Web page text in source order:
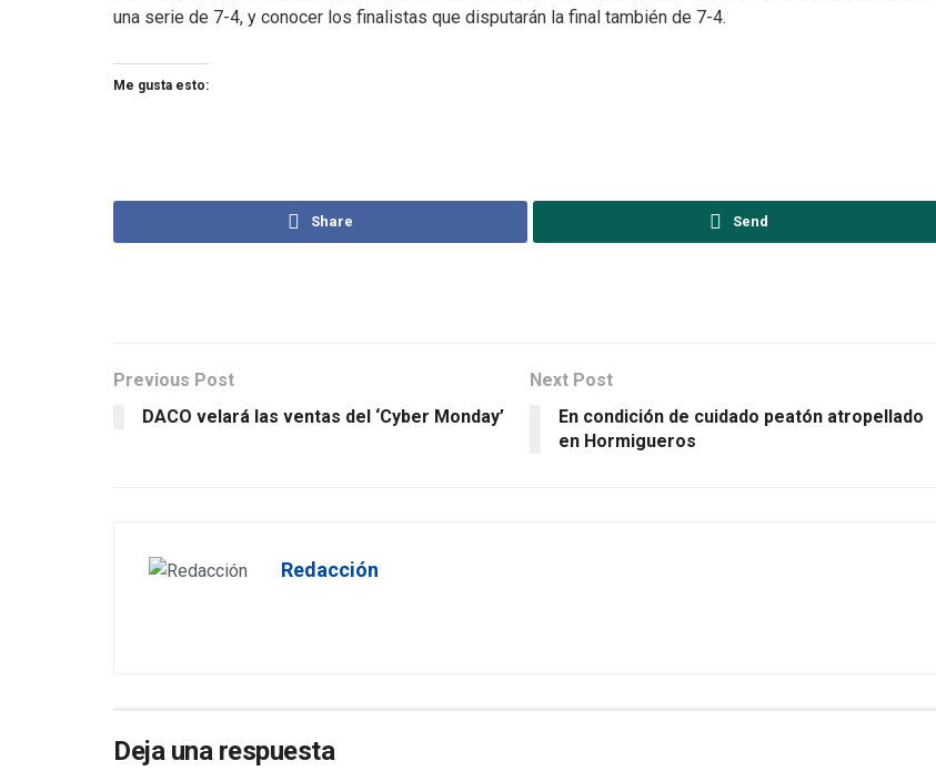
una serie de 7-4, y conocer los finalistas que disputarán la final también de 7-4.
Me gusta esto:
Share Send
Previous Post
DACO velará las ventas del ‘Cyber Monday’
Next Post
En condición de cuidado peatón atropellado
en Hormigueros
Redacción
Deja una respuesta